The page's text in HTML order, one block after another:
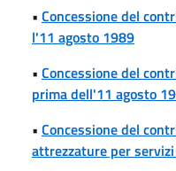
• Concessione del
l'11 agosto 1989
• Concessione del
prima dell'11 agosto
• Concessione del
attrezzature per